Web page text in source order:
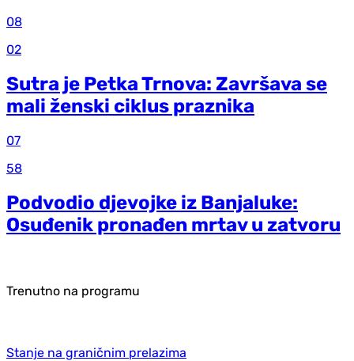
08
02
Sutra je Petka Trnova: Završava se
mali ženski ciklus praznika
07
58
Podvodio djevojke iz Banjaluke:
Osuđenik pronađen mrtav u zatvoru
Trenutno na programu
Stanje na graničnim prelazima